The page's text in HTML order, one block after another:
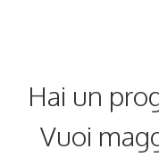
Hai un
Vuoi